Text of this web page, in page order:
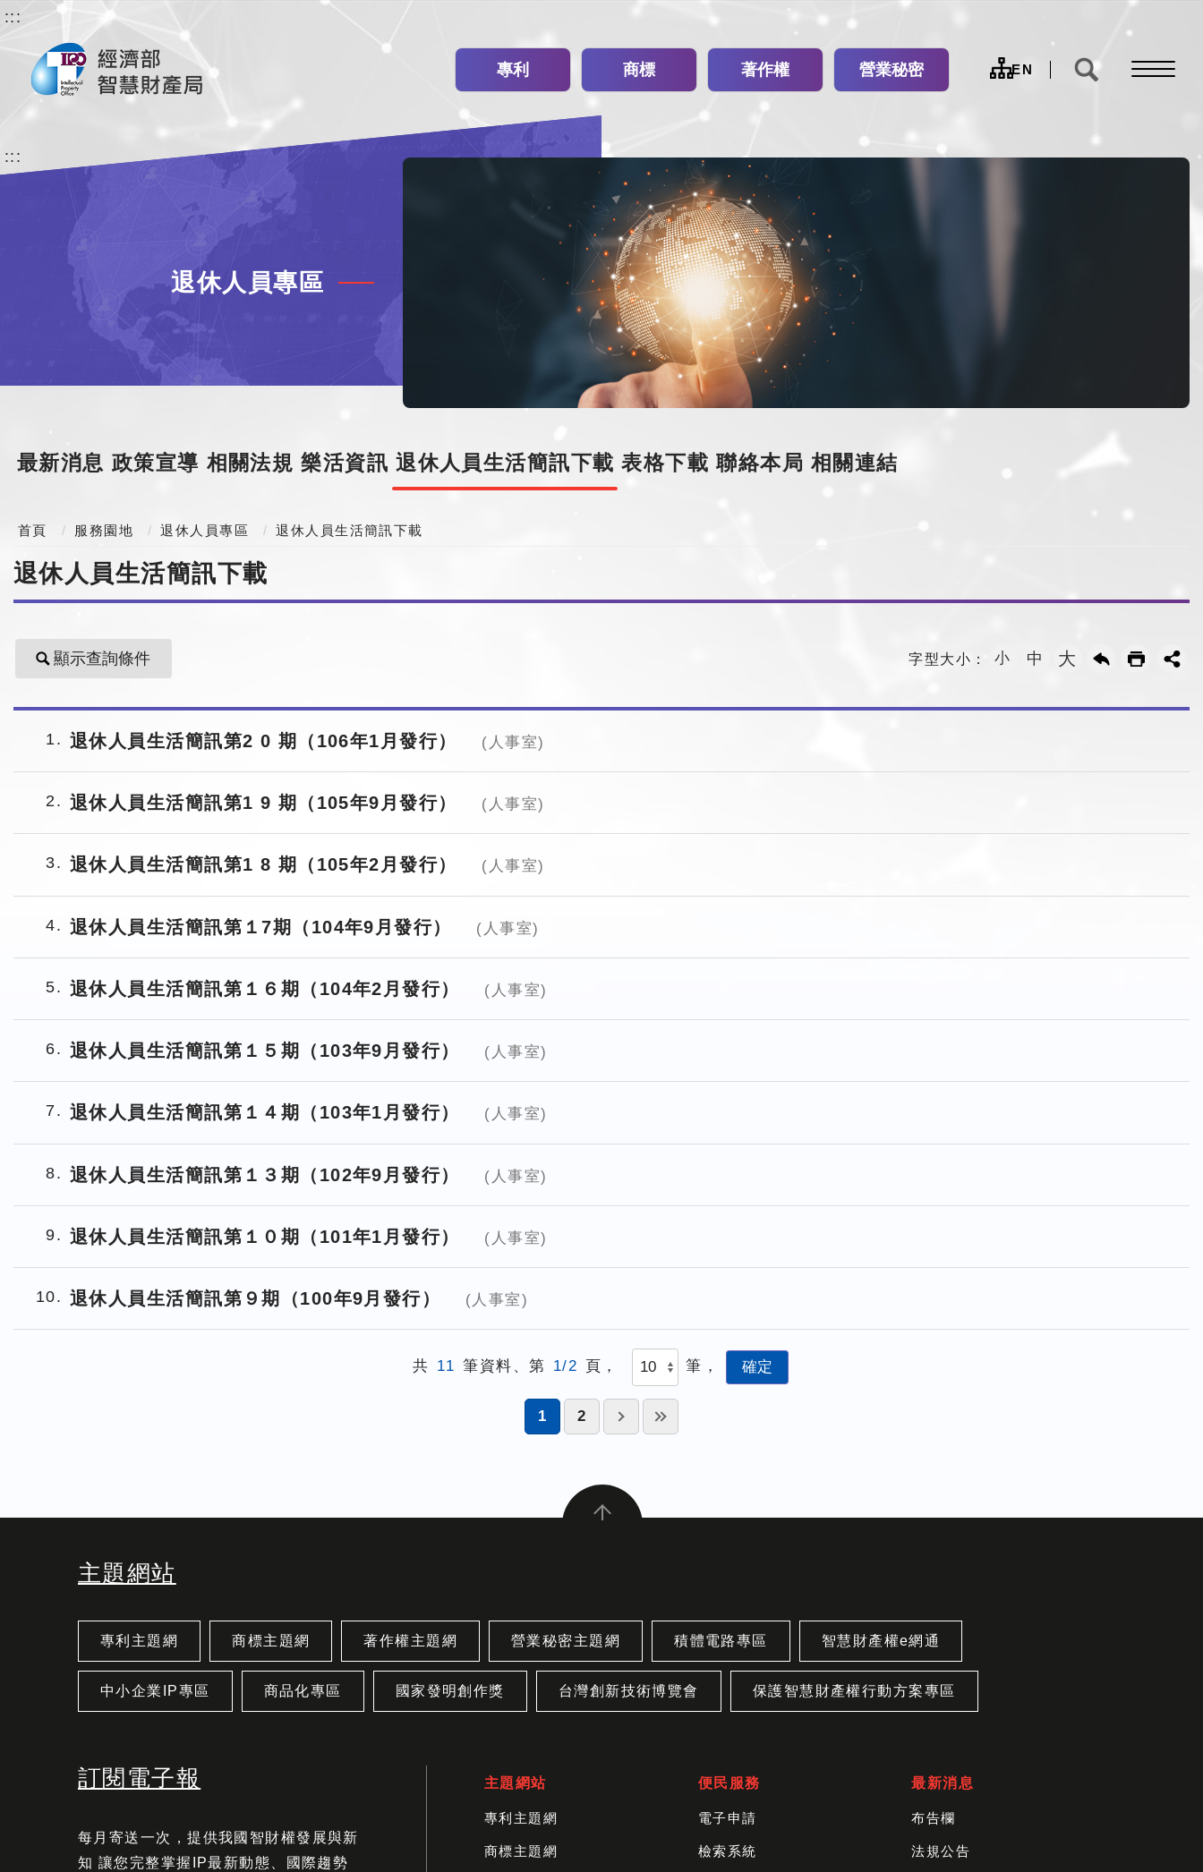
:::
專利 商標 著作權 營業秘密
網
EN
:::
退休人員專區
最新消息 政策宣導 相關法規 樂活資訊 退休人員生活簡訊下載 表格下載 聯絡本局 相關連結
首頁 服務園地 退休人員專區 退休人員生活簡訊下載
退休人員生活簡訊下載
顯示查詢條件 字型大小： 小 中 大
1 退休人員生活簡訊第2 0 期（106年1月發行） (人事室)
2 退休人員生活簡訊第1 9 期（105年9月發行） (人事室)
3 退休人員生活簡訊第1 8 期（105年2月發行） (人事室)
4 退休人員生活簡訊第１7期（104年9月發行） (人事室)
5 退休人員生活簡訊第１６期（104年2月發行） (人事室)
6 退休人員生活簡訊第１５期（103年9月發行） (人事室)
7 退休人員生活簡訊第１４期（103年1月發行） (人事室)
8 退休人員生活簡訊第１３期（102年9月發行） (人事室)
9 退休人員生活簡訊第１０期（101年1月發行） (人事室)
10 退休人員生活簡訊第９期（100年9月發行） (人事室)
共 11 筆資料、第 1/2 頁， 筆，
1 2
主題網站
專利主題網 商標主題網 著作權主題網 營業秘密主題網 積體電路專區 智慧財產權e網通
中小企業IP專區 商品化專區 國家發明創作獎 台灣創新技術博覽會 保護智慧財產權行動方案專區
訂閱電子報
每月寄送一次，提供我國智財權發展與新
知 讓您完整掌握IP最新動態、國際趨勢
主題網站
專利主題網
商標主題網
便民服務
電子申請
檢索系統
最新消息
布告欄
法規公告